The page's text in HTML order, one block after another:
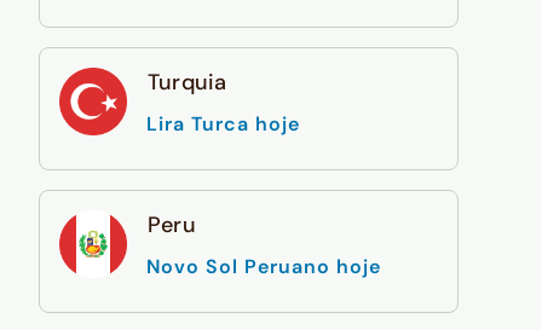
Turquia
Lira Turca hoje
Peru
Novo Sol Peruano hoje